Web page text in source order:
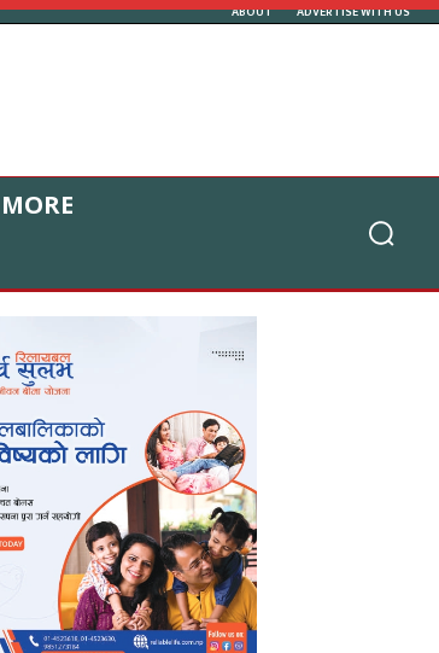
ABOUT ADVERTISE WITH US
MORE